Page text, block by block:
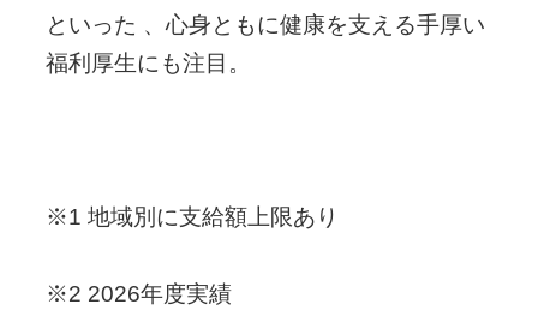
といった 、心身ともに健康を支える手厚い
福利厚生にも注目。
※1 地域別に支給額上限あり
※2 2026年度実績